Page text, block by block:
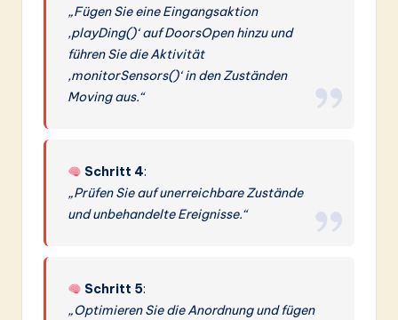
„Fügen Sie eine Eingangsaktion
‚playDing()‘ auf DoorsOpen hinzu und
führen Sie die Aktivität
‚monitorSensors()‘ in den Zuständen
Moving aus.“
Schritt 4:
„Prüfen Sie auf unerreichbare Zustände
und unbehandelte Ereignisse.“
Schritt 5:
„Optimieren Sie die Anordnung und fügen